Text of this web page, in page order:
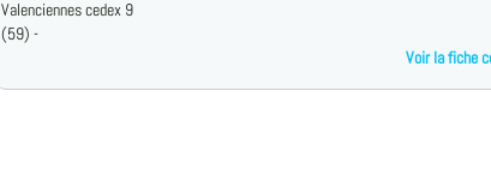
Valenciennes cedex 9
(59) -
Voir la fiche